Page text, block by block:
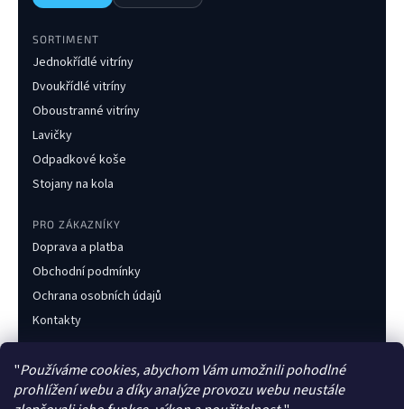
"Používáme cookies, abychom Vám umožnili pohodlné
prohlížení webu a díky analýze provozu webu neustále
SORTIMENT
Jednokřídlé vitríny
Dvoukřídlé vitríny
Oboustranné vitríny
Lavičky
Odpadkové koše
Stojany na kola
PRO ZÁKAZNÍKY
Doprava a platba
Obchodní podmínky
Ochrana osobních údajů
Kontakty
+420 733 216 437